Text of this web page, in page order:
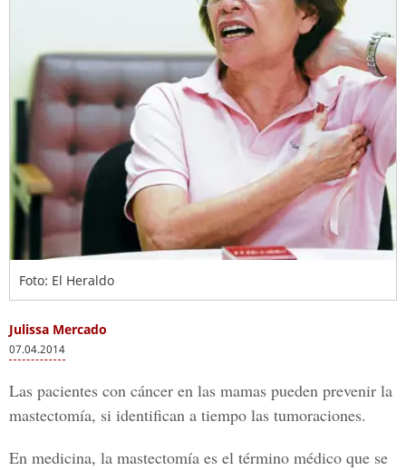
Foto: El Heraldo
Julissa Mercado
07.04.2014
Las pacientes con cáncer en las mamas pueden prevenir la
mastectomía, si identifican a tiempo las tumoraciones.
En medicina, la mastectomía es el término médico que se